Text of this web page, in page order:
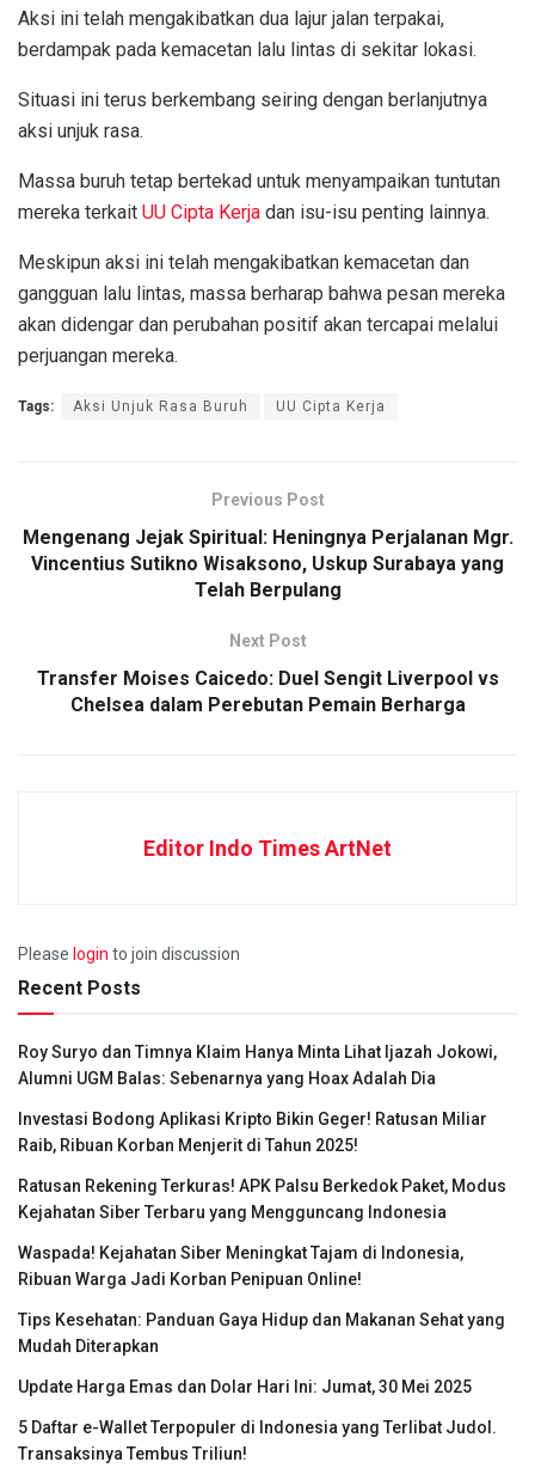
Aksi ini telah mengakibatkan dua lajur jalan terpakai,
berdampak pada kemacetan lalu lintas di sekitar lokasi.
Situasi ini terus berkembang seiring dengan berlanjutnya
aksi unjuk rasa.
Massa buruh tetap bertekad untuk menyampaikan tuntutan
mereka terkait UU Cipta Kerja dan isu-isu penting lainnya.
Meskipun aksi ini telah mengakibatkan kemacetan dan
gangguan lalu lintas, massa berharap bahwa pesan mereka
akan didengar dan perubahan positif akan tercapai melalui
perjuangan mereka.
Tags: Aksi Unjuk Rasa Buruh UU Cipta Kerja
Previous Post
Mengenang Jejak Spiritual: Heningnya Perjalanan Mgr.
Vincentius Sutikno Wisaksono, Uskup Surabaya yang
Telah Berpulang
Next Post
Transfer Moises Caicedo: Duel Sengit Liverpool vs
Chelsea dalam Perebutan Pemain Berharga
Editor Indo Times ArtNet
Please login to join discussion
Recent Posts
Roy Suryo dan Timnya Klaim Hanya Minta Lihat Ijazah Jokowi,
Alumni UGM Balas: Sebenarnya yang Hoax Adalah Dia
Investasi Bodong Aplikasi Kripto Bikin Geger! Ratusan Miliar
Raib, Ribuan Korban Menjerit di Tahun 2025!
Ratusan Rekening Terkuras! APK Palsu Berkedok Paket, Modus
Kejahatan Siber Terbaru yang Mengguncang Indonesia
Waspada! Kejahatan Siber Meningkat Tajam di Indonesia,
Ribuan Warga Jadi Korban Penipuan Online!
Tips Kesehatan: Panduan Gaya Hidup dan Makanan Sehat yang
Mudah Diterapkan
Update Harga Emas dan Dolar Hari Ini: Jumat, 30 Mei 2025
5 Daftar e-Wallet Terpopuler di Indonesia yang Terlibat Judol.
Transaksinya Tembus Triliun!